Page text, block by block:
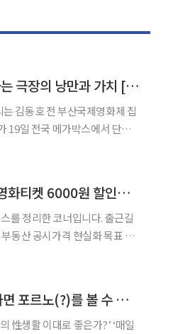
'미스터김, 영화관에 가다', 영화계 대부가 전하는 극장의 낭만과 가치 [시네마천국]
김동호 전 부산국제영화제 집
19일 전국 메가박스에서 단독
[출근길] 정부, 부동산 공시가격 현실화 목표·영화티켓 6000원 할인권 이벤트 재개 外 (경제)
를 정리한 코너입니다. 출근길
[옛날광고로 보는 경제] 1980년대엔 극장에 가면 포르노(?)를 볼 수 있었다